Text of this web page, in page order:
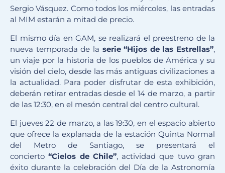
Sergio Vásquez. Como todos los miércoles, las entradas
al MIM estarán a mitad de precio.
El mismo día en GAM, se realizará el preestreno de la
nueva temporada de la serie “Hijos de las Estrellas”,
un viaje por la historia de los pueblos de América y su
visión del cielo, desde las más antiguas civilizaciones a
la actualidad. Para poder disfrutar de esta exhibición,
deberán retirar entradas desde el 14 de marzo, a partir
de las 12:30, en el mesón central del centro cultural.
El jueves 22 de marzo, a las 19:30, en el espacio abierto
que ofrece la explanada de la estación Quinta Normal
del Metro de Santiago, se presentará el
concierto“Cielos de Chile”, actividad que tuvo gran
éxito durante la celebración del Día de la Astronomía